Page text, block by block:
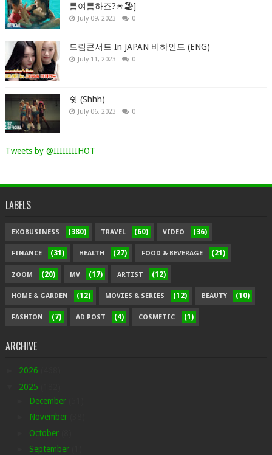
름여름하죠?☀🏖]
July 09, 2023 0
드림콘서트 In JAPAN 비하인드 (ENG)
July 11, 2023 0
쉿 (Shhh)
July 06, 2023 0
Tweets by @IIIIIIIIHOT
LABELS
EXOBUSINESS (380) TRAVEL (60) VIDEO (36)
FINANCE (31) HEALTH (27) FOOD & BEVERAGE (21)
ZOOM (20) MV (17) ARTIST (12)
HOME & GARDEN (12) MOVIES & SERIES (12) BEAUTY (10)
FASHION (7) AD POST (4) COSMETIC (1)
ARCHIVE
2026
2025
December
November
October
September